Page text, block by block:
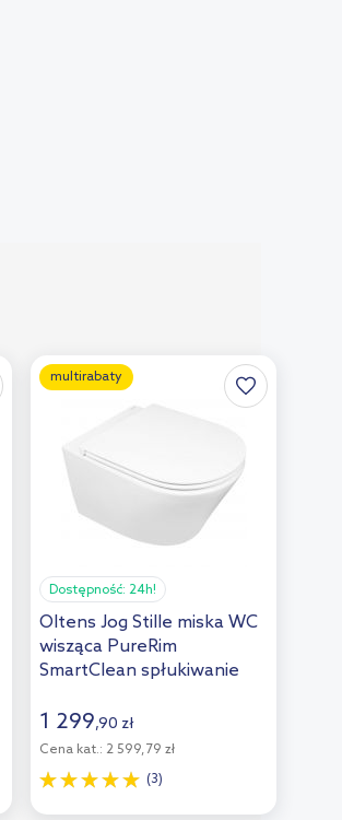
multirabaty
Dostępność: 24h!
Oltens Jog Stille miska WC
wisząca PureRim
SmartClean spłukiwanie
wolnoopadającą Slim biały
połysk 42532000
1 299,90 zł
Cena kat.: 2 599,79 zł
(3)